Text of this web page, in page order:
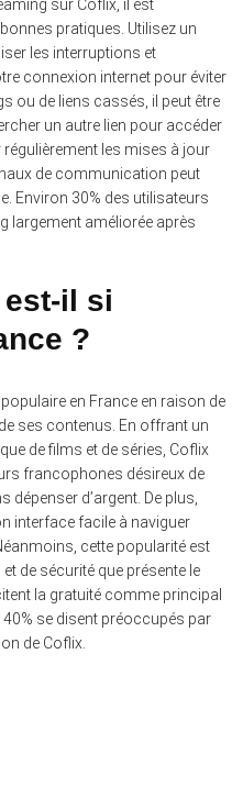
sur Coflix, il est
pratiques. Utilisez un
les interruptions et
connexion internet pour éviter
ou de liens cassés, il peut être
un autre lien pour accéder
les mises à jour
de communication peut
Environ 30% des utilisateurs
largement améliorée après
il si
?
en France en raison de
ses contenus. En offrant un
de films et de séries, Coflix
francophones désireux de
d’argent. De plus,
interface facile à naviguer
cette popularité est
de sécurité que présente le
la gratuité comme principal
se disent préoccupés par
de Coflix.